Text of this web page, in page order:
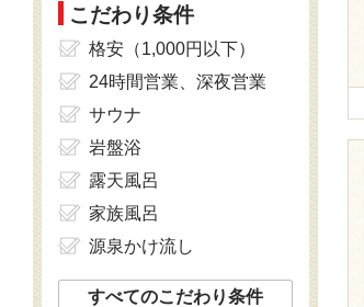
こだわり条件
格安（1,000円以下）
24時間営業、深夜営業
サウナ
岩盤浴
露天風呂
家族風呂
源泉かけ流し
すべてのこだわり条件